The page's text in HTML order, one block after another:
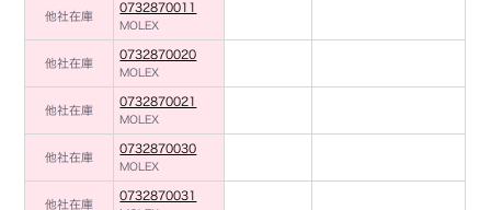
他社在庫
0732870011
MOLEX
他社在庫
0732870020
MOLEX
他社在庫
0732870021
MOLEX
他社在庫
0732870030
MOLEX
他社在庫
0732870031